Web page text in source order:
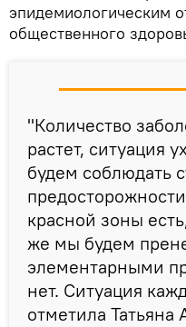
эпидемиологическим
общественного
"Количество
растет, ситуация
будем соблюдать
красной зоны
же мы будем
элементарными
нет. Ситуация
отметила Татьяна